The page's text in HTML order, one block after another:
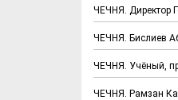
ЧЕЧНЯ. Директор
ЧЕЧНЯ. Бислиев
ЧЕЧНЯ. Учёный,
ЧЕЧНЯ. Рамзан